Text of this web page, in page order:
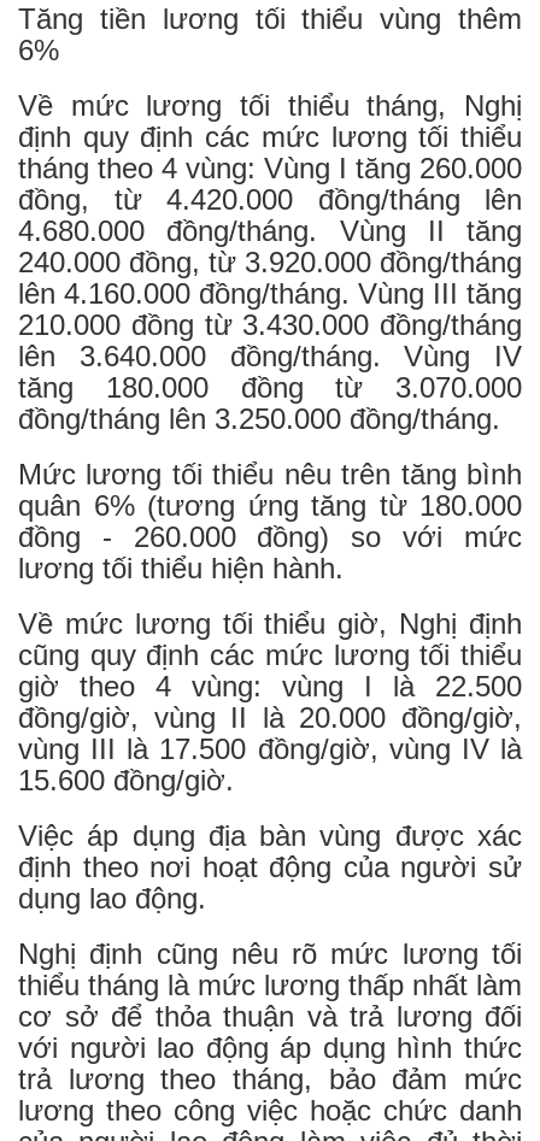
Tăng tiền lương tối thiểu vùng thêm
6%
Về mức lương tối thiểu tháng, Nghị
định quy định các mức lương tối thiểu
tháng theo 4 vùng: Vùng I tăng 260.000
đồng, từ 4.420.000 đồng/tháng lên
4.680.000 đồng/tháng. Vùng II tăng
240.000 đồng, từ 3.920.000 đồng/tháng
lên 4.160.000 đồng/tháng. Vùng III tăng
210.000 đồng từ 3.430.000 đồng/tháng
lên 3.640.000 đồng/tháng. Vùng IV
tăng 180.000 đồng từ 3.070.000
đồng/tháng lên 3.250.000 đồng/tháng.
Mức lương tối thiểu nêu trên tăng bình
quân 6% (tương ứng tăng từ 180.000
đồng - 260.000 đồng) so với mức
lương tối thiểu hiện hành.
Về mức lương tối thiểu giờ, Nghị định
cũng quy định các mức lương tối thiểu
giờ theo 4 vùng: vùng I là 22.500
đồng/giờ, vùng II là 20.000 đồng/giờ,
vùng III là 17.500 đồng/giờ, vùng IV là
15.600 đồng/giờ.
Việc áp dụng địa bàn vùng được xác
định theo nơi hoạt động của người sử
dụng lao động.
Nghị định cũng nêu rõ mức lương tối
thiểu tháng là mức lương thấp nhất làm
cơ sở để thỏa thuận và trả lương đối
với người lao động áp dụng hình thức
trả lương theo tháng, bảo đảm mức
lương theo công việc hoặc chức danh